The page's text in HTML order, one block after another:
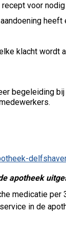
voor
klacht wordt
begeleiding
apotheek
medicatie
in de